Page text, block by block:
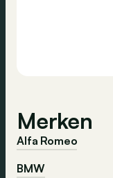
Merken
Alfa Romeo
BMW